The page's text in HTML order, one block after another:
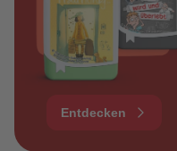
Entdecken